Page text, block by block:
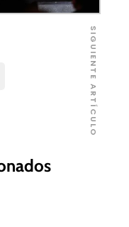
SIGUIENTE ARTÍCULO